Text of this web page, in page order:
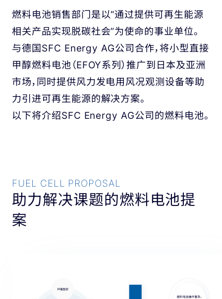
燃料电池销售部门是以“通过提供可再生能源
相关产品实现脱碳社会”为使命的事业单位。
与德国SFC Energy AG公司合作，将小型直接
甲醇燃料电池（EFOY系列）推广到日本及亚洲
市场，同时提供风力发电用风况观测设备等助
力引进可再生能源的解决方案。
以下将介绍SFC Energy AG公司的燃料电池。
FUEL CELL PROPOSAL
助力解决课题的燃料电池提
案